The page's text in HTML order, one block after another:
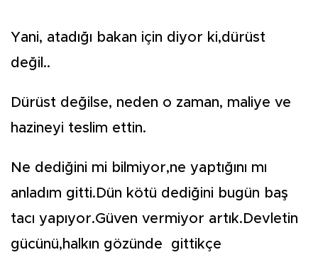
Yani, atadığı bakan için diyor ki,dürüst
değil..
Dürüst değilse, neden o zaman, maliye ve
hazineyi teslim ettin.
Ne dediğini mi bilmiyor,ne yaptığını mı
anladım gitti.Dün kötü dediğini bugün baş
tacı yapıyor.Güven vermiyor artık.Devletin
gücünü,halkın gözünde gittikçe